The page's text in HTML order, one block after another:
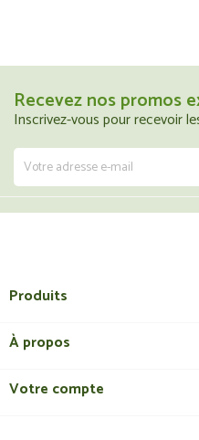
Recevez nos promos
Inscrivez-vous pour recevoir
Produits
À propos
Votre compte